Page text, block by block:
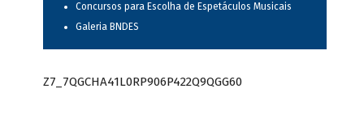
Concursos para Escolha de Espetáculos Musicais
Galeria BNDES
Z7_7QGCHA41L0RP906P422Q9QGG60